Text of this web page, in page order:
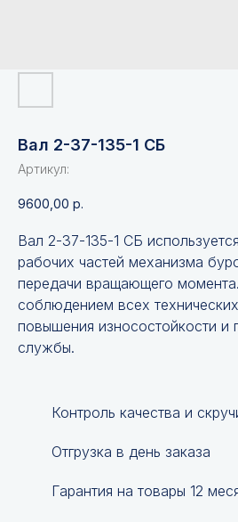
Вал 2-37-135-1 СБ
Артикул:
9600,00 р.
Вал 2-37-135-1 СБ
рабочих частей механизма
передачи вращающего
соблюдением всех
повышения износостойкости и
службы.
Контроль качества и
Отгрузка в день заказа
Гарантия на товары 12